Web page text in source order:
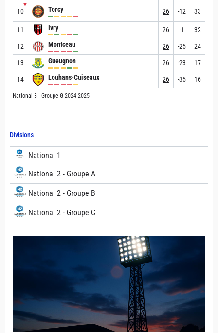
Divisions
National 1
National 2 - Groupe A
National 2 - Groupe B
National 2 - Groupe C
10
▼
Torcy 26 -12 33
11 Ivry 26 -1 32
12 Montceau 26 -25 24
13 Gueugnon 26 -23 17
14 Louhans-Cuiseaux 26 -35 16
National 3 - Groupe G 2024-2025